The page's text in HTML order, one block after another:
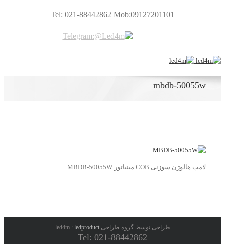
Tel: 021-88442862 Mob:09127201101
mbdb-50055w
لامپ هالوژن سوزنی COB مینیاتور MBDB-50055W
طراحی توسط گروه طراحی led4m :ledproduct
Tel: 021-88442862